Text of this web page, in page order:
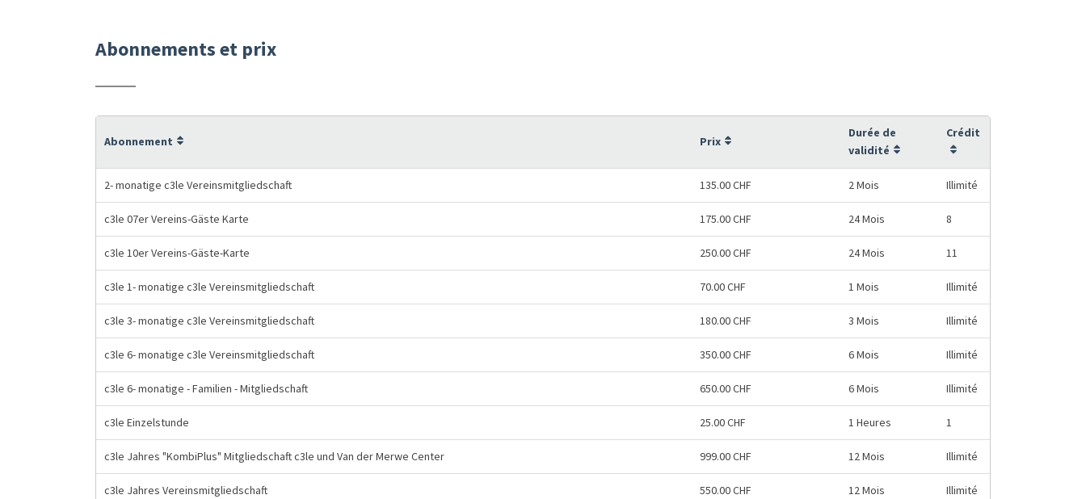
Abonnements et prix
Abonnement Prix
Durée de
validité
Crédit
2- monatige c3le Vereinsmitgliedschaft 135.00 CHF 2 Mois Illimité
c3le 07er Vereins-Gäste Karte 175.00 CHF 24 Mois 8
c3le 10er Vereins-Gäste-Karte 250.00 CHF 24 Mois 11
c3le 1- monatige c3le Vereinsmitgliedschaft 70.00 CHF 1 Mois Illimité
c3le 3- monatige c3le Vereinsmitgliedschaft 180.00 CHF 3 Mois Illimité
c3le 6- monatige c3le Vereinsmitgliedschaft 350.00 CHF 6 Mois Illimité
c3le 6- monatige - Familien - Mitgliedschaft 650.00 CHF 6 Mois Illimité
c3le Einzelstunde 25.00 CHF 1 Heures 1
c3le Jahres "KombiPlus" Mitgliedschaft c3le und Van der Merwe Center 999.00 CHF 12 Mois Illimité
c3le Jahres Vereinsmitgliedschaft 550.00 CHF 12 Mois Illimité